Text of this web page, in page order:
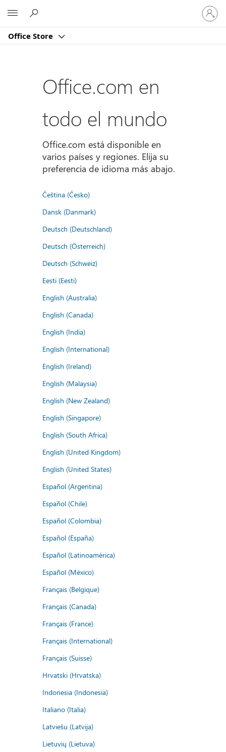
Office Store
Iniciar
sesión
en
cuenta
Office.com en
todo el mundo
Office.com está disponible en
varios países y regiones. Elija su
preferencia de idioma más abajo.
Čeština (Česko)
Dansk (Danmark)
Deutsch (Deutschland)
Deutsch (Österreich)
Deutsch (Schweiz)
Eesti (Eesti)
English (Australia)
English (Canada)
English (India)
English (International)
English (Ireland)
English (Malaysia)
English (New Zealand)
English (Singapore)
English (South Africa)
English (United Kingdom)
English (United States)
Español (Argentina)
Español (Chile)
Español (Colombia)
Español (España)
Español (Latinoamérica)
Español (México)
Français (Belgique)
Français (Canada)
Français (France)
Français (International)
Français (Suisse)
Hrvatski (Hrvatska)
Indonesia (Indonesia)
Italiano (Italia)
Latviešu (Latvija)
Lietuvių (Lietuva)